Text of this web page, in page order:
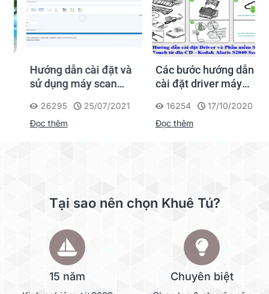
Hướng dẫn cài đặt và
sử dụng máy scan
26295
25/07/2021
Đọc thêm
Các bước hướng dẫn
cài đặt driver máy
Scanner
16254
17/10/2020
Đọc thêm
Tại sao nên chọn Khuê Tú?
15 năm Chuyên biệt